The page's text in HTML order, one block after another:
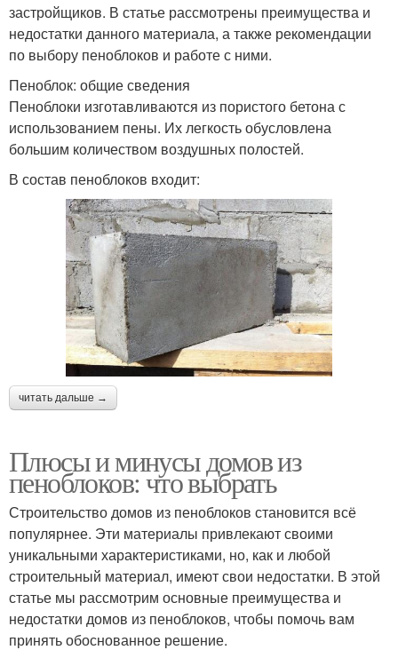
застройщиков. В статье рассмотрены преимущества и
недостатки данного материала, а также рекомендации
по выбору пеноблоков и работе с ними.
Пеноблок: общие сведения
Пеноблоки изготавливаются из пористого бетона с
использованием пены. Их легкость обусловлена
большим количеством воздушных полостей.
В состав пеноблоков входит:
читать дальше →
Плюсы и минусы домов из
пеноблоков: что выбрать
Строительство домов из пеноблоков становится всё
популярнее. Эти материалы привлекают своими
уникальными характеристиками, но, как и любой
строительный материал, имеют свои недостатки. В этой
статье мы рассмотрим основные преимущества и
недостатки домов из пеноблоков, чтобы помочь вам
принять обоснованное решение.